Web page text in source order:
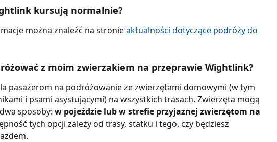
kursują normalnie?
można znaleźć na stronie aktualności dotyczące podróży do
z moim zwierzakiem na przeprawie Wightlink?
pasażerom na podróżowanie ze zwierzętami domowymi (w tym
i psami asystującymi) na wszystkich trasach. Zwierzęta mogą
sposoby: w pojeździe lub w strefie przyjaznej zwierzętom na
tych opcji zależy od trasy, statku i tego, czy będziesz